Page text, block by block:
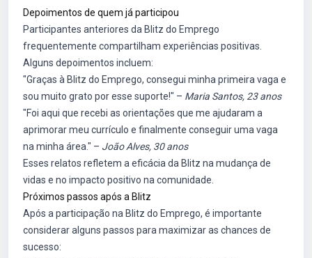
Depoimentos de quem já participou
Participantes anteriores da Blitz do Emprego
frequentemente compartilham experiências positivas.
Alguns depoimentos incluem:
"Graças à Blitz do Emprego, consegui minha primeira vaga e
sou muito grato por esse suporte!" – Maria Santos, 23 anos
"Foi aqui que recebi as orientações que me ajudaram a
aprimorar meu currículo e finalmente conseguir uma vaga
na minha área." – João Alves, 30 anos
Esses relatos refletem a eficácia da Blitz na mudança de
vidas e no impacto positivo na comunidade.
Próximos passos após a Blitz
Após a participação na Blitz do Emprego, é importante
considerar alguns passos para maximizar as chances de
sucesso: